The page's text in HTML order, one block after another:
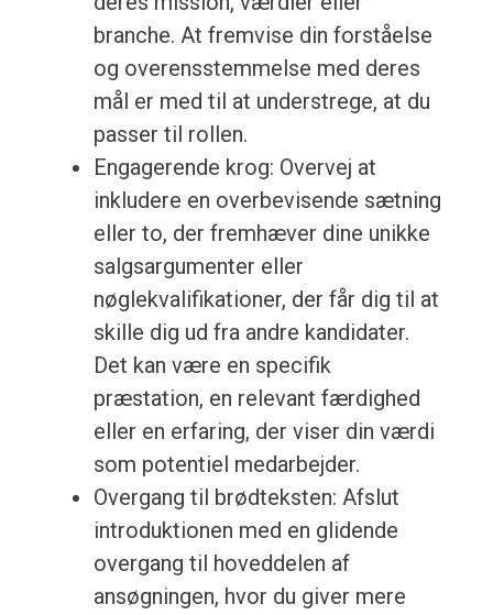
branche. At fremvise din forståelse
og overensstemmelse med deres
mål er med til at understrege, at du
passer til rollen.
Engagerende krog: Overvej at
inkludere en overbevisende sætning
eller to, der fremhæver dine unikke
salgsargumenter eller
nøglekvalifikationer, der får dig til at
skille dig ud fra andre kandidater.
Det kan være en specifik
præstation, en relevant færdighed
eller en erfaring, der viser din værdi
som potentiel medarbejder.
Overgang til brødteksten: Afslut
introduktionen med en glidende
overgang til hoveddelen af
ansøgningen, hvor du giver mere